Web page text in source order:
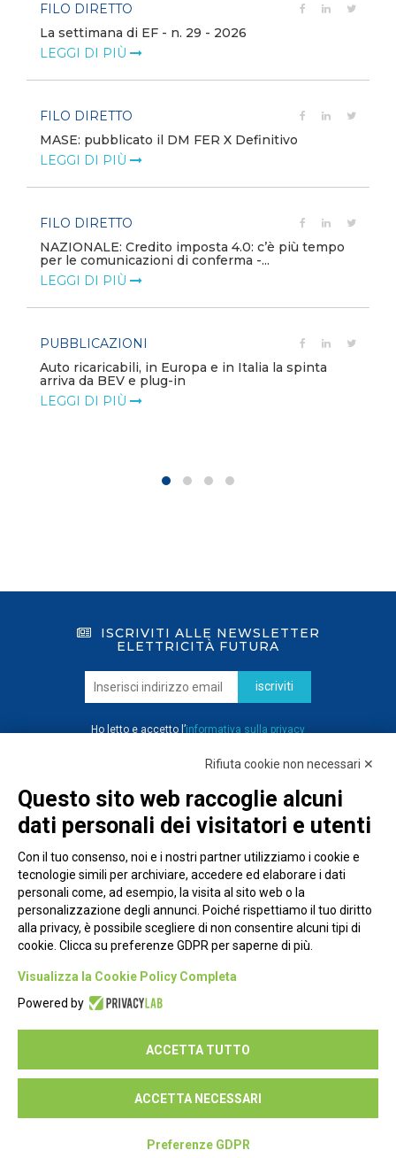
FILO DIRETTO
La settimana di EF - n. 29 - 2026
LEGGI DI PIÙ
FILO DIRETTO
MASE: pubblicato il DM FER X Definitivo
LEGGI DI PIÙ
FILO DIRETTO
NAZIONALE: Credito imposta 4.0: c’è più tempo
per le comunicazioni di conferma -...
LEGGI DI PIÙ
PUBBLICAZIONI
Auto ricaricabili, in Europa e in Italia la spinta
arriva da BEV e plug-in
LEGGI DI PIÙ
ISCRIVITI ALLE NEWSLETTER
ELETTRICITÀ FUTURA
iscriviti
Ho letto e accetto l’informativa sulla privacy
Piazza Alessandria, 24 - 00198 Roma
Privacy Policy
Seguici su:
Rifiuta cookie non necessari ✕
Questo sito web raccoglie alcuni
dati personali dei visitatori e utenti
Con il tuo consenso, noi e i nostri partner utilizziamo i cookie e
tecnologie simili per archiviare, accedere ed elaborare i dati
personali come, ad esempio, la visita al sito web o la
personalizzazione degli annunci. Poiché rispettiamo il tuo diritto
alla privacy, è possibile scegliere di non consentire alcuni tipi di
cookie. Clicca su preferenze GDPR per saperne di più.
Visualizza la Cookie Policy Completa
Powered by
ACCETTA TUTTO
ACCETTA NECESSARI
Preferenze GDPR